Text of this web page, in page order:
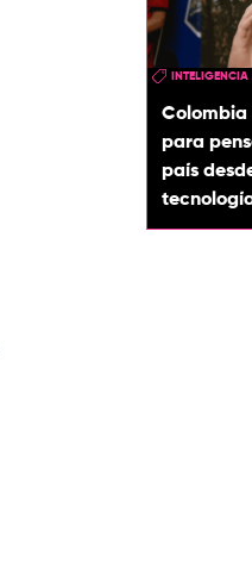
Colombia
para
país